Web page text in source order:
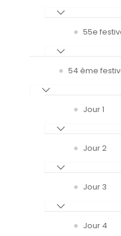
55e
54 ème
Jour 1
Jour 2
Jour 3
Jour 4